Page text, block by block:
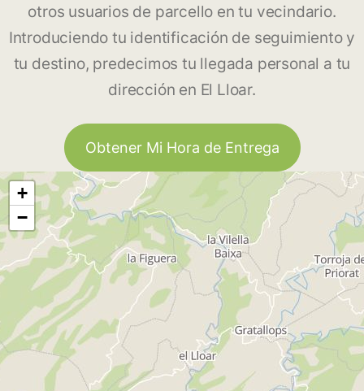
otros usuarios de parcello en tu vecindario.
Introduciendo tu identificación de seguimiento y
tu destino, predecimos tu llegada personal a tu
dirección en El Lloar.
Obtener Mi Hora de Entrega
+
−